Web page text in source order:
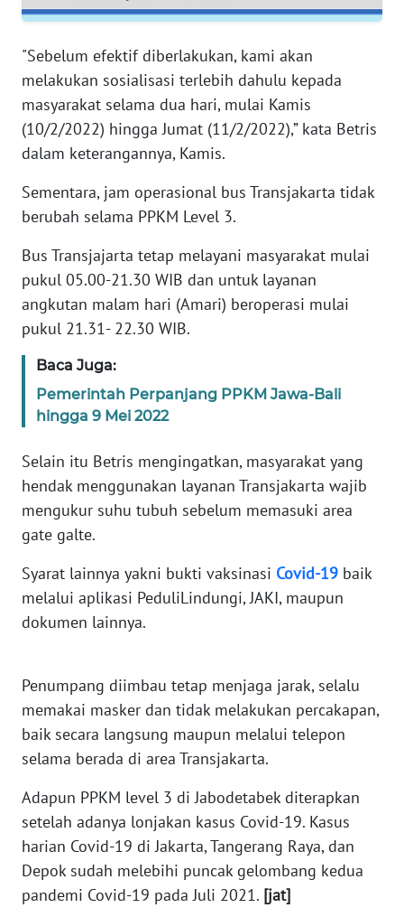
"Sebelum efektif diberlakukan, kami akan
melakukan sosialisasi terlebih dahulu kepada
masyarakat selama dua hari, mulai Kamis
(10/2/2022) hingga Jumat (11/2/2022),” kata Betris
dalam keterangannya, Kamis.
Sementara, jam operasional bus Transjakarta tidak
berubah selama PPKM Level 3.
Bus Transjajarta tetap melayani masyarakat mulai
pukul 05.00-21.30 WIB dan untuk layanan
angkutan malam hari (Amari) beroperasi mulai
pukul 21.31- 22.30 WIB.
Baca Juga:
Pemerintah Perpanjang PPKM Jawa-Bali
hingga 9 Mei 2022
Selain itu Betris mengingatkan, masyarakat yang
hendak menggunakan layanan Transjakarta wajib
mengukur suhu tubuh sebelum memasuki area
gate galte.
Syarat lainnya yakni bukti vaksinasi Covid-19 baik
melalui aplikasi PeduliLindungi, JAKI, maupun
dokumen lainnya.
Penumpang diimbau tetap menjaga jarak, selalu
memakai masker dan tidak melakukan percakapan,
baik secara langsung maupun melalui telepon
selama berada di area Transjakarta.
Adapun PPKM level 3 di Jabodetabek diterapkan
setelah adanya lonjakan kasus Covid-19. Kasus
harian Covid-19 di Jakarta, Tangerang Raya, dan
Depok sudah melebihi puncak gelombang kedua
pandemi Covid-19 pada Juli 2021. [jat]
WN
BARAT
RIAU
WN
JAMBI
WN
SULTRA
WN
WN
WN
SULBAR
BABEL
WN
WN
SUMSEL
WN
WN
LAMPUNG
WN